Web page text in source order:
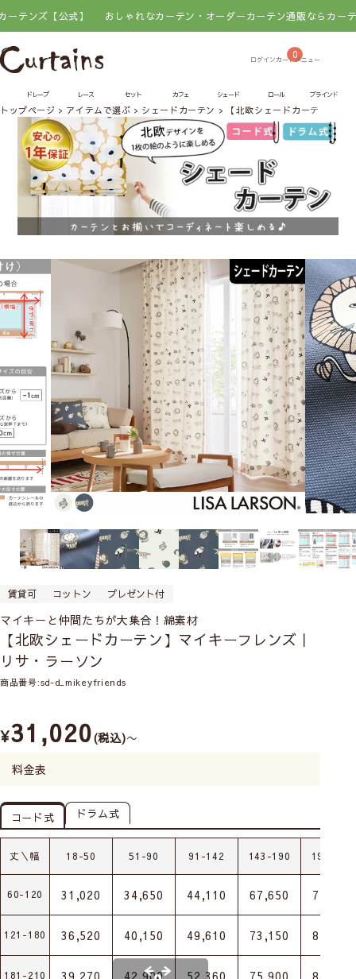
【公式】 おしゃれなカーテン・オーダーカーテン通販ならカーテンズ【
0
ドレープ レース セット カフェ シェード ロール ブラインド
トップページ アイテムで選ぶ シェードカーテン 【北欧シェードカーテン】マ
賃貸可 コットン プレゼント付
マイキーと仲間たちが大集合！綿素材
【北欧シェードカーテン】マイキーフレンズ｜
リサ・ラーソン
商品番号 sd-d_mikeyfriends
¥31,020 税込 〜
料金表
コード式 ドラム式
丈＼幅 18-50 51-90 91-142 143-190 191-240
60-120 31,020 34,650 44,110 67,650 75,900
121-180 36,520 40,150 49,610 73,150 81,400
181-210